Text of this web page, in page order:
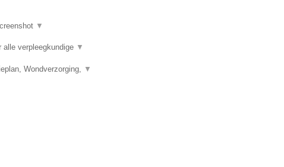
▼
alle verpleegkundige ▼
Wondverzorging, ▼